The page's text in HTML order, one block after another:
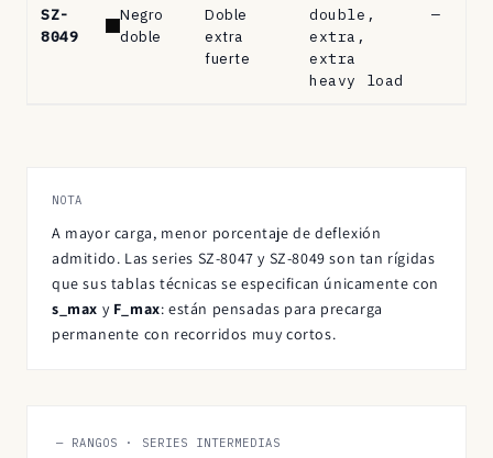
SZ-
8049
Negro
doble
Doble
extra
fuerte
double,
extra,
extra
heavy load
—
NOTA
A mayor carga, menor porcentaje de deflexión
admitido. Las series SZ-8047 y SZ-8049 son tan rígidas
que sus tablas técnicas se especifican únicamente con
s_max y F_max: están pensadas para precarga
permanente con recorridos muy cortos.
— RANGOS · SERIES INTERMEDIAS